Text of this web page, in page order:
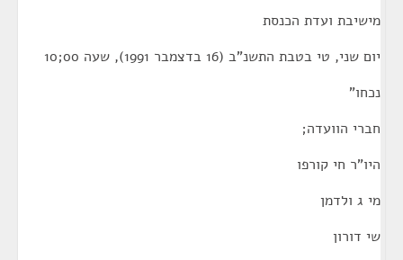
מישיבת ועדת הכנסת
יום שני, טי בטבת התשנ"ב (16 בדצמבר 1991), שעה 00;10
נכחו"
חברי הוועדה;
היו"ר חי קורפו
מי ג ולדמן
שי דורון